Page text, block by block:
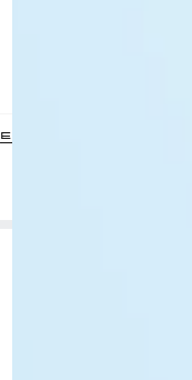
10